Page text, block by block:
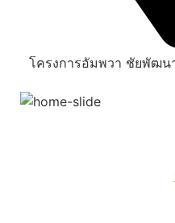
โครงการอัมพวา ชัยพัฒน